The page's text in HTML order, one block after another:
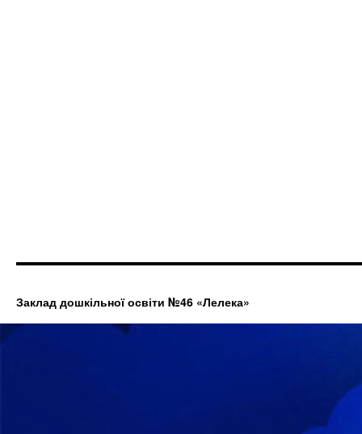
Заклад дошкільної освіти №46 «Лелека»